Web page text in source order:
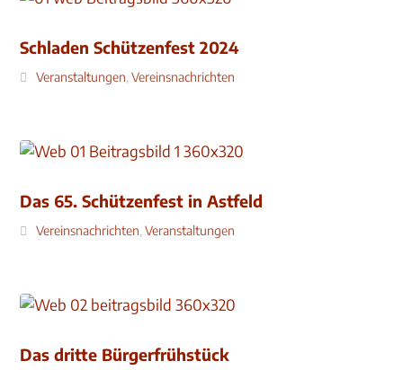
Schladen Schützenfest 2024
Veranstaltungen,Vereinsnachrichten
Das 65. Schützenfest in Astfeld
Vereinsnachrichten,Veranstaltungen
Das dritte Bürgerfrühstück